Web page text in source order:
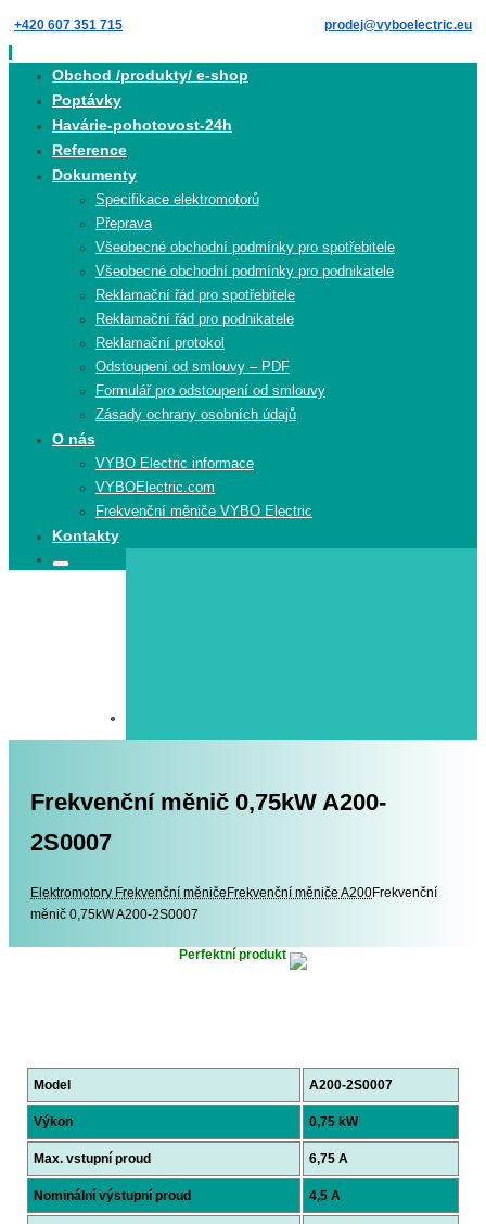
Skip
to
content
+420 607 351 715 prodej@vyboelectric.eu
Obchod /produkty/ e-shop
Poptávky
Havárie-pohotovost-24h
Reference
Dokumenty
Specifikace elektromotorů
Přeprava
Všeobecné obchodní podmínky pro spotřebitele
Všeobecné obchodní podmínky pro podnikatele
Reklamační řád pro spotřebitele
Reklamační řád pro podnikatele
Reklamační protokol
Odstoupení od smlouvy – PDF
Formulář pro odstoupení od smlouvy
Zásady ochrany osobních údajů
O nás
VYBO Electric informace
VYBOElectric.com
Frekvenční měniče VYBO Electric
Kontakty
Search
Search
Frekvenční měnič 0,75kW A200-
2S0007
Elektromotory Elektromotory
Frekvenční měniče Frekvenční měniče A200Frekvenční
měnič 0,75kW A200-2S0007
Perfektní produkt
Model A200-2S0007
Výkon 0,75 kW
Max. vstupní proud 6,75 A
Nominální výstupní proud 4,5 A